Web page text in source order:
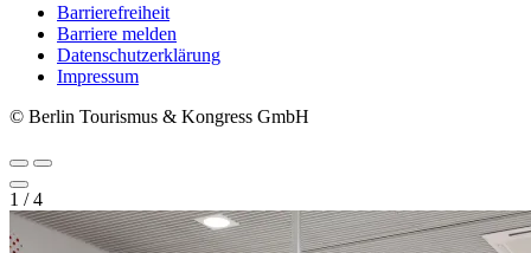
Metanavigation
Barrierefreiheit
Barriere melden
Datenschutzerklärung
Impressum
© Berlin Tourismus & Kongress GmbH
1 /4